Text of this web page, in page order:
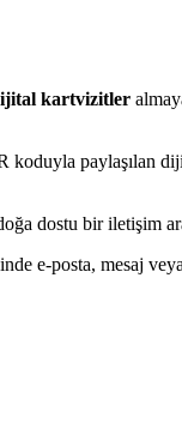
kartvizitler
koduyla paylaşılan
dostu bir iletişim
e-posta, mesaj